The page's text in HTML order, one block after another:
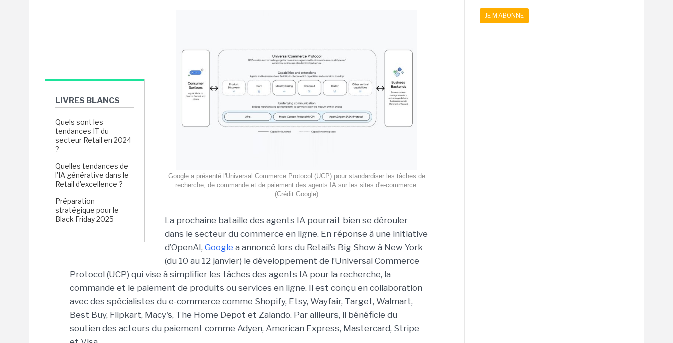
LIVRES BLANCS
Quels sont les
tendances IT du
secteur Retail en 2024
?
Quelles tendances de
l'IA générative dans le
Retail d'excellence ?
Préparation
stratégique pour le
Black Friday 2025
Google a présenté l'Universal Commerce Protocol (UCP) pour standardiser les tâches de
recherche, de commande et de paiement des agents IA sur les sites d'e-commerce.
(Crédit Google)
La prochaine bataille des agents IA pourrait bien se dérouler
dans le secteur du commerce en ligne. En réponse à une initiative
d’OpenAI, Google a annoncé lors du Retail’s Big Show à New York
(du 10 au 12 janvier) le développement de l’Universal Commerce
Protocol (UCP) qui vise à simplifier les tâches des agents IA pour la recherche, la
commande et le paiement de produits ou services en ligne. Il est conçu en collaboration
avec des spécialistes du e-commerce comme Shopify, Etsy, Wayfair, Target, Walmart,
Best Buy, Flipkart, Macy's, The Home Depot et Zalando. Par ailleurs, il bénéficie du
soutien des acteurs du paiement comme Adyen, American Express, Mastercard, Stripe
JE M'ABONNE